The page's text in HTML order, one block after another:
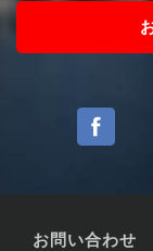
お問い合わせ